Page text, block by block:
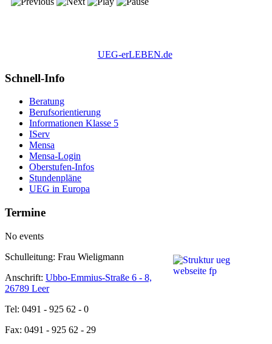
UEG-erLEBEN.de
Schnell-Info
Beratung
Berufsorientierung
Informationen Klasse 5
IServ
Mensa
Mensa-Login
Oberstufen-Infos
Stundenpläne
UEG in Europa
Termine
No events
Schulleitung: Frau Wieligmann
Anschrift: Ubbo-Emmius-Straße 6 - 8,
26789 Leer
Tel: 0491 - 925 62 - 0
Fax: 0491 - 925 62 - 29